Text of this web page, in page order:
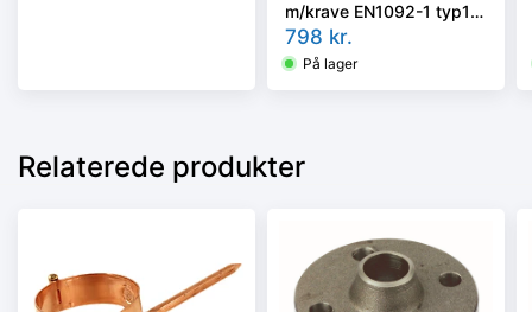
m/krave EN1092-1 typ11
/ DIN2635 PN40
AISI316L/1.4404
798 kr.
På lager
Relaterede produkter